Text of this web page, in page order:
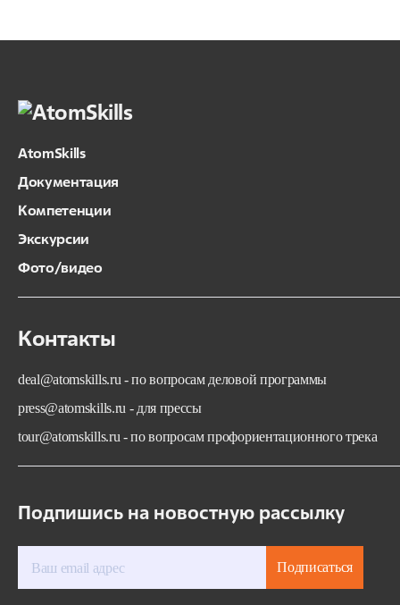
AtomSkills
Документация
Компетенции
Экскурсии
Фото/видео
Контакты
deal@atomskills.ru - по вопросам деловой программы
press@atomskills.ru - для прессы
tour@atomskills.ru - по вопросам профориентационного трека
Подпишись на новостную рассылку
Подписаться